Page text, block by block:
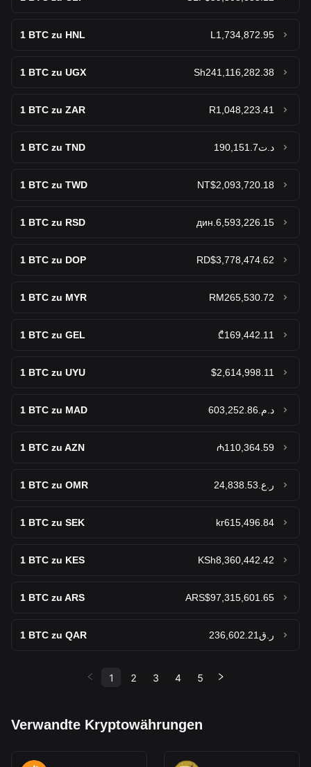
1 BTC zu HNL L1,734,872.95
1 BTC zu UGX Sh241,116,282.38
1 BTC zu ZAR R1,048,223.41
1 BTC zu TND د.ت190,151.7
1 BTC zu TWD NT$2,093,720.18
1 BTC zu RSD дин.6,593,226.15
1 BTC zu DOP RD$3,778,474.62
1 BTC zu MYR RM265,530.72
1 BTC zu GEL ₾169,442.11
1 BTC zu UYU $2,614,998.11
1 BTC zu MAD د.م.603,252.86
1 BTC zu AZN ₼110,364.59
1 BTC zu OMR ر.ع.24,838.53
1 BTC zu SEK kr615,496.84
1 BTC zu KES KSh8,360,442.42
1 BTC zu ARS ARS$97,315,601.65
1 BTC zu QAR ر.ق236,602.21
1 2 3 4 5
Verwandte Kryptowährungen